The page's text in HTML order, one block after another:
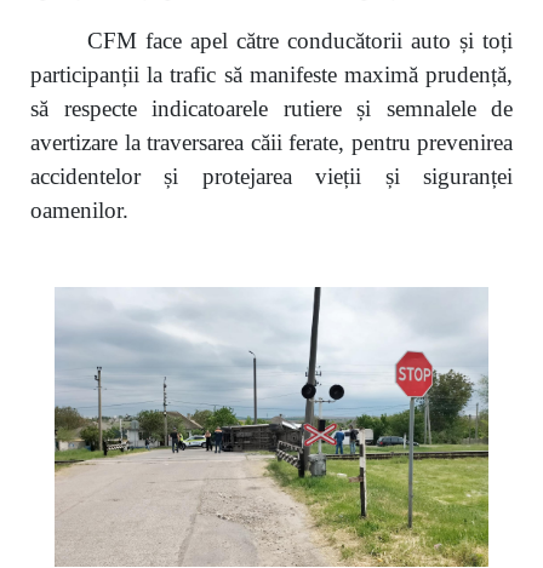
CFM face apel către conducătorii auto și toți
participanții la trafic să manifeste maximă prudență,
să respecte indicatoarele rutiere și semnalele de
avertizare la traversarea căii ferate, pentru prevenirea
accidentelor și protejarea vieții și siguranței
oamenilor.